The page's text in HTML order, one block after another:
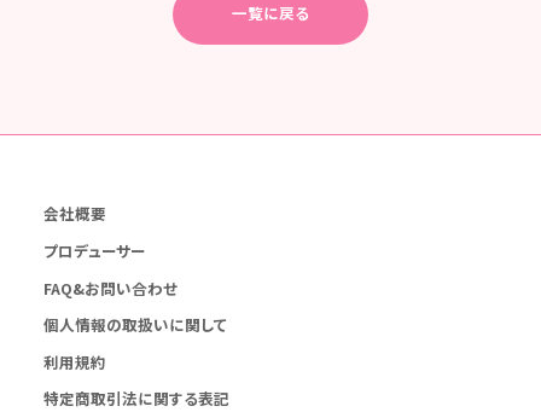
一覧に戻る
会社概要
プロデューサー
FAQ&お問い合わせ
個人情報の取扱いに関して
利用規約
特定商取引法に関する表記